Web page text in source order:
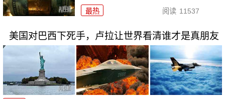
最热 阅读 11537
美国对巴西下死手，卢拉让世界看清谁才是真朋友